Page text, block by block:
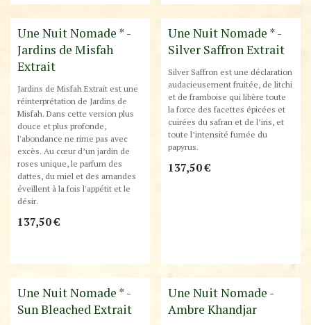
Une Nuit Nomade * -
Jardins de Misfah
Extrait
Jardins de Misfah Extrait est une
réinterprétation de Jardins de
Misfah. Dans cette version plus
douce et plus profonde,
l'abondance ne rime pas avec
excès. Au cœur d’un jardin de
roses unique, le parfum des
dattes, du miel et des amandes
éveillent à la fois l'appétit et le
désir.
137,50€
Une Nuit Nomade * -
Silver Saffron Extrait
Silver Saffron est une déclaration
audacieusement fruitée, de litchi
et de framboise qui libère toute
la force des facettes épicées et
cuirées du safran et de l’iris, et
toute l’intensité fumée du
papyrus.
137,50€
Nouveauté
Une Nuit Nomade * -
Sun Bleached Extrait
Une Nuit Nomade -
Ambre Khandjar